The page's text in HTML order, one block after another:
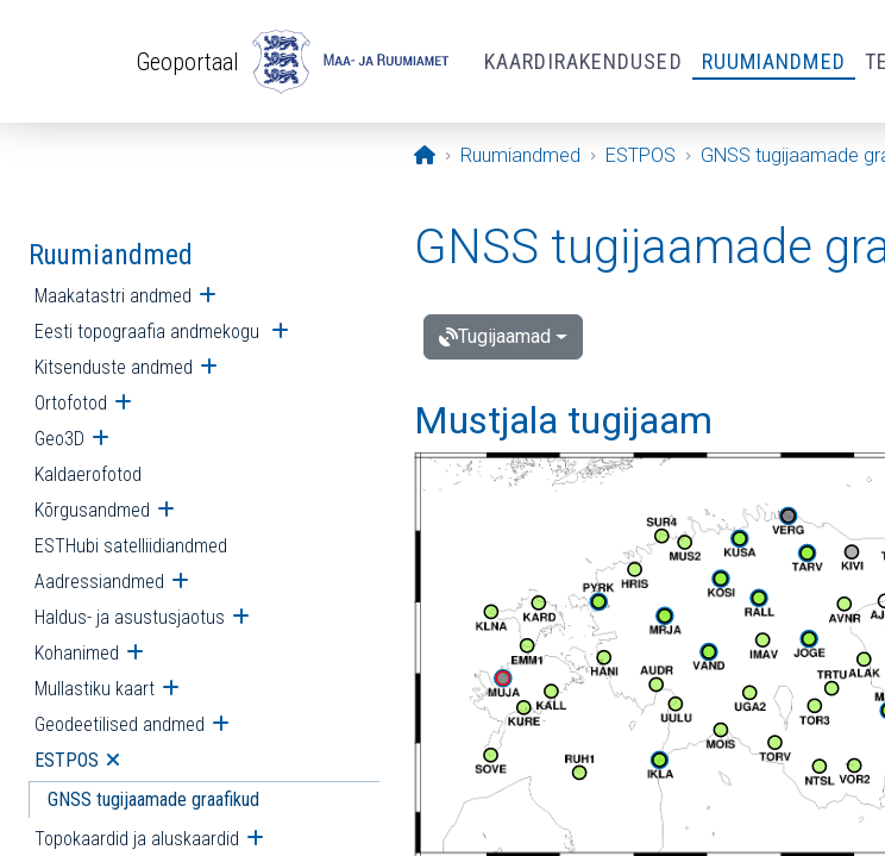
Geoportaal KAARDIRAKENDUSED RUUMIANDMED
Avaleht
Ruumiandmed ESTPOS GNSS tugijaamade
Ruumiandmed
Maakatastri andmed Ava alammenüü
Eesti topograafia andmekogu Ava alammenüü
Kitsenduste andmed Ava alammenüü
Ortofotod Ava alammenüü
Geo3D Ava alammenüü
Kaldaerofotod
Kõrgusandmed Ava alammenüü
ESTHubi satelliidiandmed
Aadressiandmed Ava alammenüü
Haldus- ja asustusjaotus Ava alammenüü
Kohanimed Ava alammenüü
Mullastiku kaart Ava alammenüü
Geodeetilised andmed Ava alammenüü
ESTPOS Ava alammenüü
GNSS tugijaamade graafikud
Topokaardid ja aluskaardid Ava alammenüü
GNSS tugijaamade
Tugijaamad
Mustjala tugijaam